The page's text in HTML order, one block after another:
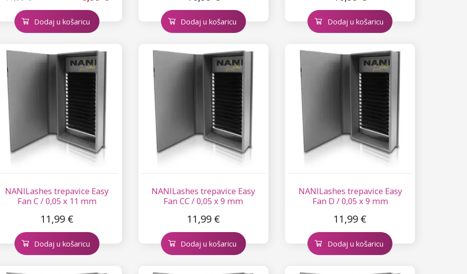
Dodaj u košaricu Dodaj u košaricu Dodaj u košaricu
NANILashes trepavice Easy
Fan C / 0,05 x 11 mm
11,99 €
Dodaj u košaricu
NANILashes trepavice Easy
Fan CC / 0,05 x 9 mm
11,99 €
Dodaj u košaricu
NANILashes trepavice Easy
Fan D / 0,05 x 9 mm
11,99 €
Dodaj u košaricu